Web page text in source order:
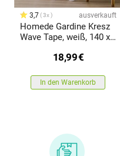
3,7 3x ausverkauft
Homede Gardine Kresz
Wave Tape, weiß, 140 x
18,99€
In den Warenkorb